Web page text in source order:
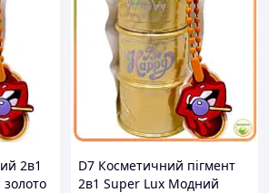
2в1
D7 Косметичний пігмент
2в1 Super Lux Модний